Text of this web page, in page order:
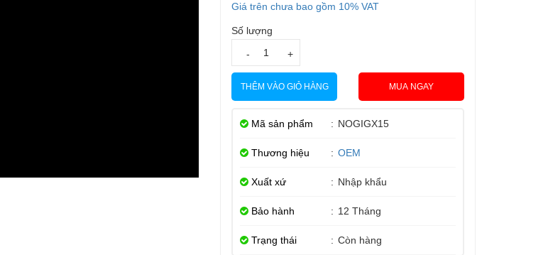
Giá trên chưa bao gồm 10% VAT
Số lượng
- +
THÊM VÀO GIỎ HÀNG MUA NGAY
Mã sản phẩm : NOGIGX15
Thương hiệu : OEM
Xuất xứ : Nhập khẩu
Bảo hành : 12 Tháng
Trạng thái : Còn hàng